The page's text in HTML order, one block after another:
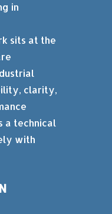
in
sits at the
clarity,
a technical
with